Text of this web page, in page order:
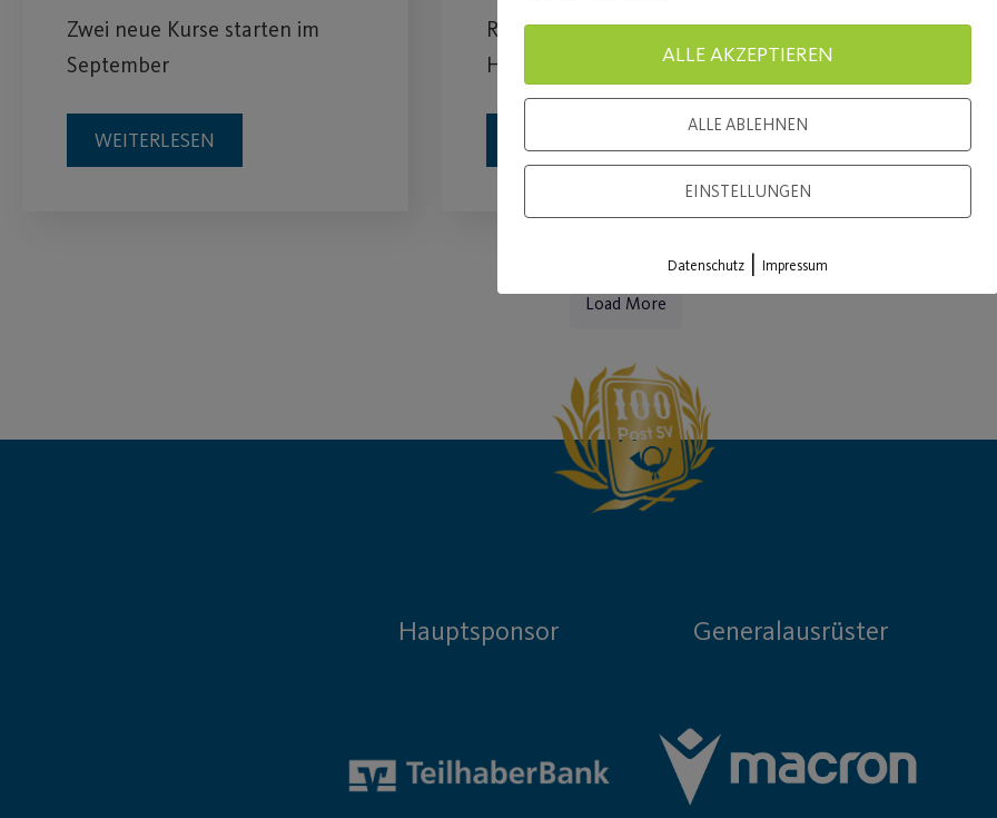
Zwei neue Kurse starten im
September
WEITERLESEN
Radtourbericht vom 30.07. -
Heiße Tour, coole Truppe
am
Load More
Hauptsponsor Generalausrüster
ALLE AKZEPTIEREN
ALLE ABLEHNEN
EINSTELLUNGEN
Datenschutz | Impressum